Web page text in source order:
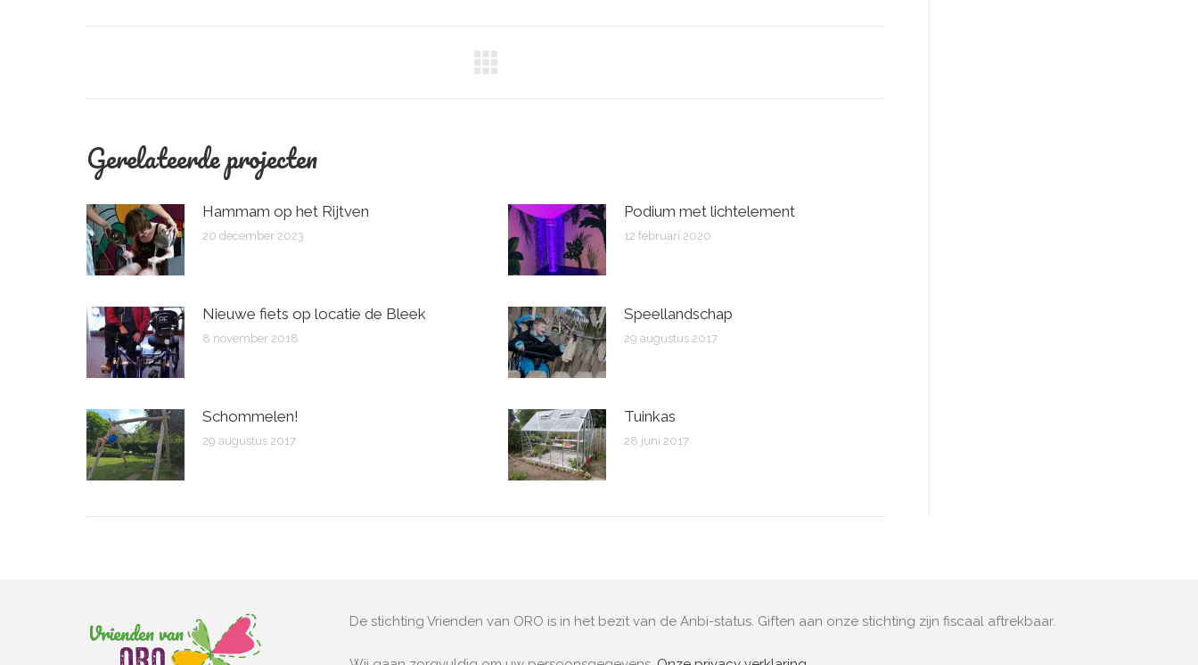
Bericht
navigatie
Gerelateerde projecten
Hammam op het Rijtven
20 december 2023
Podium met lichtelement
12 februari 2020
Nieuwe fiets op locatie de Bleek
8 november 2018
Speellandschap
29 augustus 2017
Schommelen!
29 augustus 2017
Tuinkas
28 juni 2017
De stichting Vrienden van ORO is in het bezit van de Anbi-status. Giften aan onze stichting zijn fiscaal aftrekbaar.